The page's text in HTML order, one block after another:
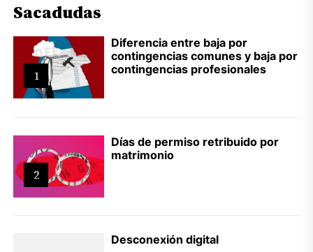
Sacadudas
1
Diferencia entre baja por
contingencias comunes y baja por
contingencias profesionales
2
Días de permiso retribuido por
matrimonio
Desconexión digital